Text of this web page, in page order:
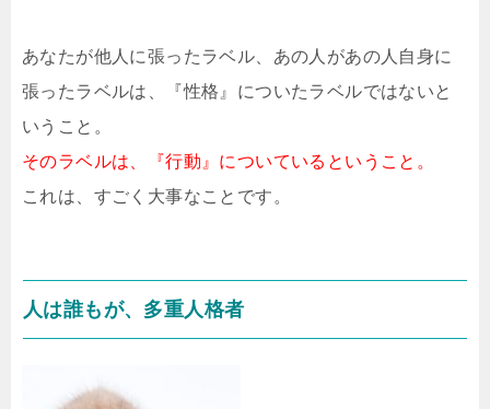
あなたが他人に張ったラベル、あの人があの人自身に
張ったラベルは、『性格』についたラベルではないと
いうこと。
そのラベルは、『行動』についているということ。
これは、すごく大事なことです。
人は誰もが、多重人格者